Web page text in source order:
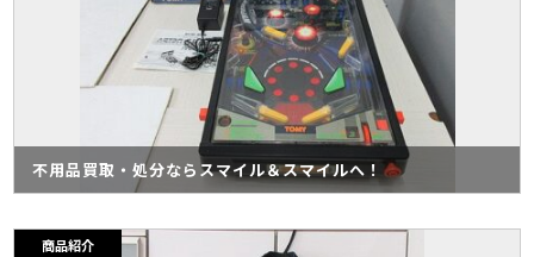
不用品買取・処分ならスマイル＆スマイルへ！
商品紹介